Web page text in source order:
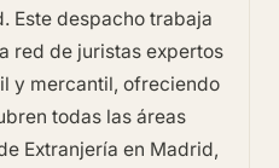
Este despacho trabaja
red de juristas expertos
y mercantil, ofreciendo
todas las áreas
Extranjería en Madrid,